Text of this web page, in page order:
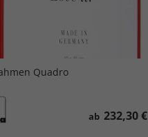
Quadro
ab 232,30 €